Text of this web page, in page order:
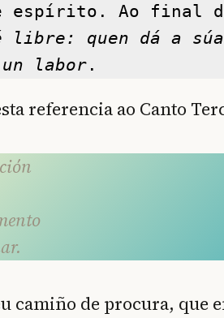
espírito. Ao final
quen dá a
labor .
referencia ao Canto
camiño de procura, que